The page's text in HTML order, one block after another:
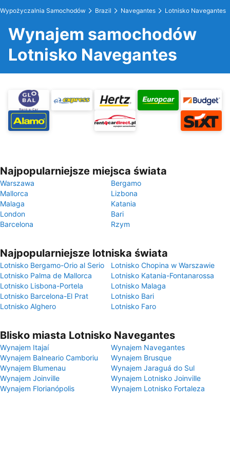
Wypożyczalnia Samochodów Brazil Navegantes Lotnisko Navegantes
Wynajem samochodów
Lotnisko Navegantes
Najpopularniejsze miejsca świata
Warszawa
Bergamo
Mallorca
Lizbona
Malaga
Katania
London
Bari
Barcelona
Rzym
Najpopularniejsze lotniska świata
Lotnisko Bergamo-Orio al Serio
Lotnisko Chopina w Warszawie
Lotnisko Palma de Mallorca
Lotnisko Katania-Fontanarossa
Lotnisko Lisbona-Portela
Lotnisko Malaga
Lotnisko Barcelona-El Prat
Lotnisko Bari
Lotnisko Alghero
Lotnisko Faro
Blisko miasta Lotnisko Navegantes
Wynajem Itajaí
Wynajem Navegantes
Wynajem Balneario Camboriu
Wynajem Brusque
Wynajem Blumenau
Wynajem Jaraguá do Sul
Wynajem Joinville
Wynajem Lotnisko Joinville
Wynajem Florianópolis
Wynajem Lotnisko Fortaleza